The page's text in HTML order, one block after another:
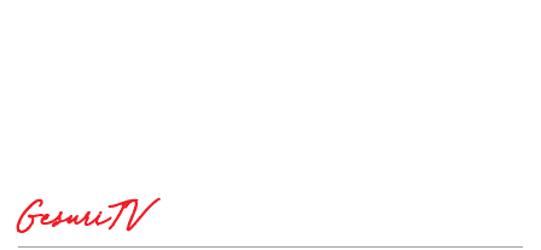
GesuriTV